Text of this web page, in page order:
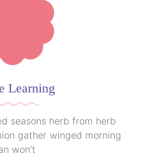
Learning
seasons herb from herb
gather winged morning
won’t